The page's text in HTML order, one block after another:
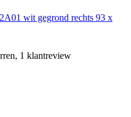
wit gegrond rechts 93 x
1 klantreview